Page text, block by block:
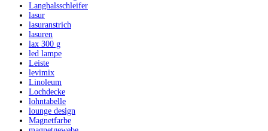
Langhalsschleifer
lasur
lasuranstrich
lasuren
lax 300 g
led lampe
Leiste
levimix
Linoleum
Lochdecke
lohntabelle
lounge design
Magnetfarbe